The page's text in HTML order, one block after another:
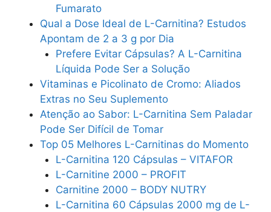
Fumarato
Qual a Dose Ideal de L-Carnitina? Estudos
Apontam de 2 a 3 g por Dia
Prefere Evitar Cápsulas? A L-Carnitina
Líquida Pode Ser a Solução
Vitaminas e Picolinato de Cromo: Aliados
Extras no Seu Suplemento
Atenção ao Sabor: L-Carnitina Sem Paladar
Pode Ser Difícil de Tomar
Top 05 Melhores L-Carnitinas do Momento
L-Carnitina 120 Cápsulas – VITAFOR
L-Carnitine 2000 – PROFIT
Carnitine 2000 – BODY NUTRY
L-Carnitina 60 Cápsulas 2000 mg de L-